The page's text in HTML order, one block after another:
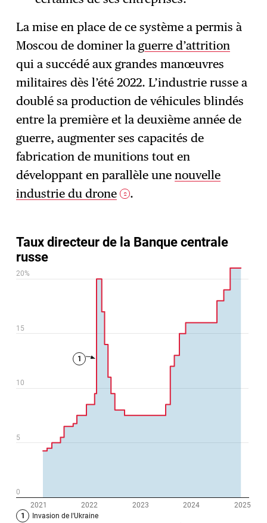
La mise en place de ce système a permis à
Moscou de dominer laguerre d’attrition
qui a succédé aux grandes manœuvres
militaires dès l’été 2022. L’industrie russe a
doublé sa production de véhicules blindés
entre la première et la deuxième année de
guerre, augmenter ses capacités de
fabrication de munitions tout en
développant en parallèle unenouvelle
industrie du drone
2 .